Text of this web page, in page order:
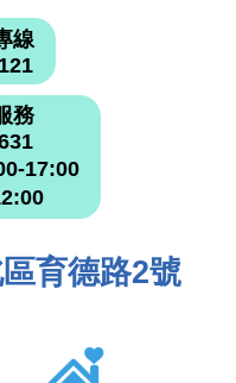
線
務
17:00
育德路2號